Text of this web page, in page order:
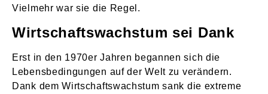
Vielmehr war sie die Regel.
Wirtschaftswachstum sei Dank
Erst in den 1970er Jahren begannen sich die
Lebensbedingungen auf der Welt zu verändern.
Dank dem Wirtschaftswachstum sank die extreme